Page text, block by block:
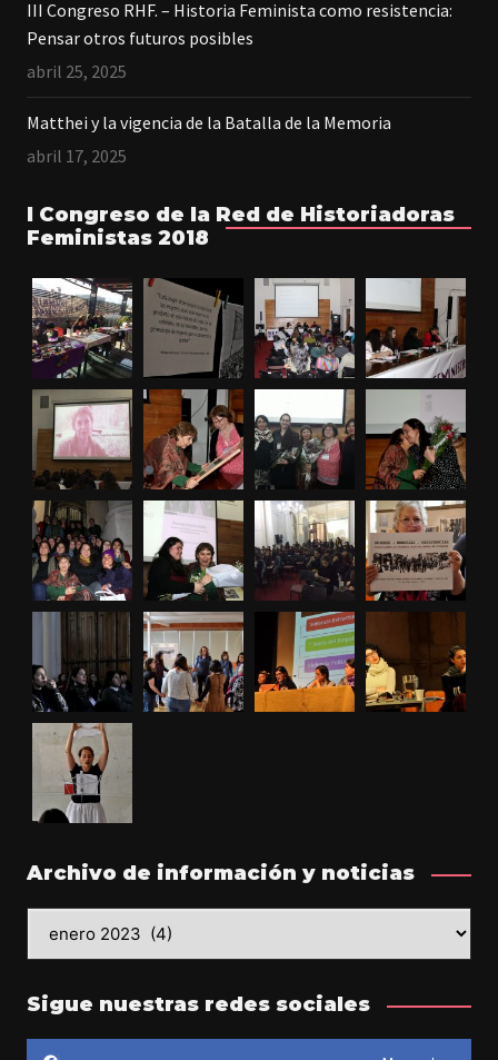
III Congreso RHF. – Historia Feminista como resistencia:
Pensar otros futuros posibles
abril 25, 2025
Matthei y la vigencia de la Batalla de la Memoria
abril 17, 2025
I Congreso de la Red de Historiadoras
Feministas 2018
Archivo de información y noticias
y
Sigue nuestras redes sociales